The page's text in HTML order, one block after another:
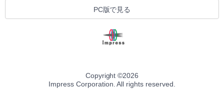
PC版で見る
Copyright ©2026
Impress Corporation. All rights reserved.